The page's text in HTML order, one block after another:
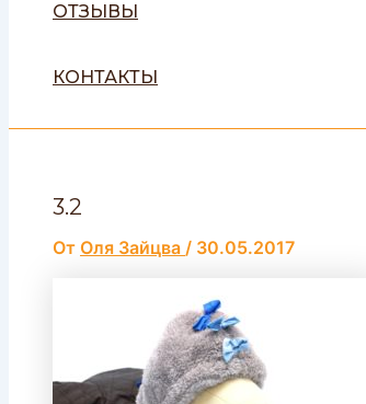
ОТЗЫВЫ
КОНТАКТЫ
3.2
От Оля Зайцва / 30.05.2017